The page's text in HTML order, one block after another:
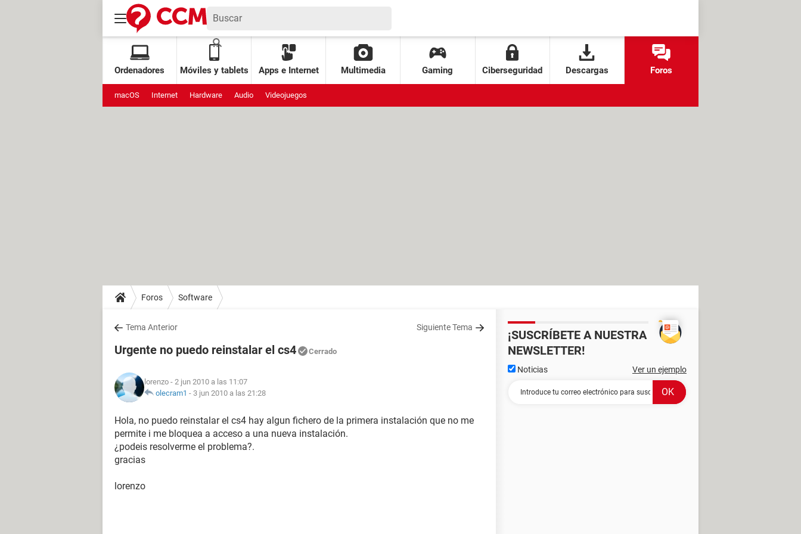
Ordenadores Móviles y tablets Apps e Internet Multimedia Gaming Ciberseguridad Descargas Foros
macOS Internet Hardware Audio Videojuegos
Foros Software
Tema Anterior Siguiente Tema
Urgente no puedo reinstalar el cs4 Cerrado
lorenzo - 2 jun 2010 a las 11:07
olecram1 - 3 jun 2010 a las 21:28
Hola, no puedo reinstalar el cs4 hay algun fichero de la primera instalación que no me
permite i me bloquea a acceso a una nueva instalación.
¿podeis resolverme el problema?.
gracias
lorenzo
¡SUSCRÍBETE A NUESTRA
NEWSLETTER!
Noticias Ver un ejemplo